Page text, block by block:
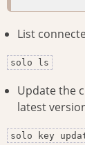
List
solo ls
Update the
latest
solo key